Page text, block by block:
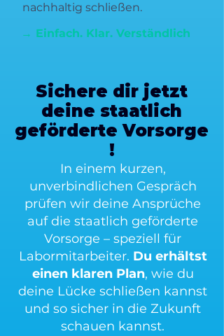
nachhaltig schließen.
→ Einfach. Klar. Verständlich
Sichere dir jetzt
deine staatlich
geförderte Vorsorge
!
In einem kurzen,
unverbindlichen Gespräch
prüfen wir deine Ansprüche
auf die staatlich geförderte
Vorsorge – speziell für
Labormitarbeiter. Du erhältst
einen klaren Plan, wie du
deine Lücke schließen kannst
und so sicher in die Zukunft
schauen kannst.